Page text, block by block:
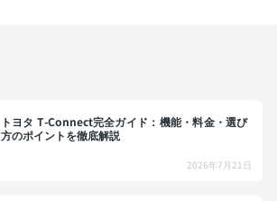
トヨタ T-Connect完全ガイド：機能・料金・選び
方のポイントを徹底解説
2026年7月21日